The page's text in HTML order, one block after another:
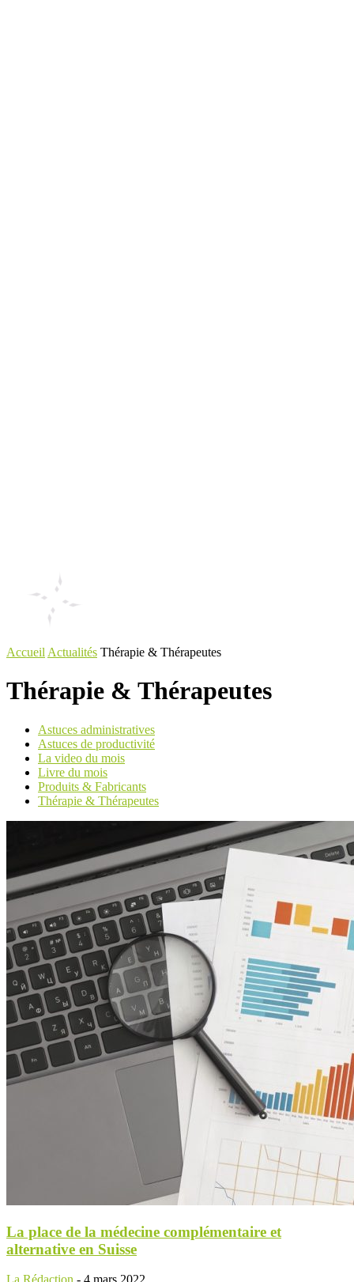
Accueil Actualités Thérapie & Thérapeutes
Thérapie & Thérapeutes
Astuces administratives
Astuces de productivité
La video du mois
Livre du mois
Produits & Fabricants
Thérapie & Thérapeutes
La place de la médecine complémentaire et
alternative en Suisse